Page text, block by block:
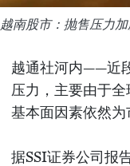
越南股市：抛售压力
越通社河内——近
压力，主要由于
基本面因素依然为
据SSI证券公司报